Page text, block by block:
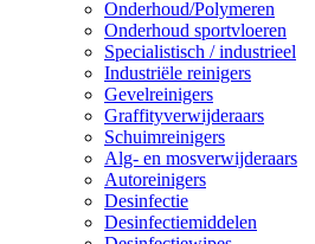
Onderhoud/Polymeren
Onderhoud sportvloeren
Specialistisch / industrieel
Industriële reinigers
Gevelreinigers
Graffityverwijderaars
Schuimreinigers
Alg- en mosverwijderaars
Autoreinigers
Desinfectie
Desinfectiemiddelen